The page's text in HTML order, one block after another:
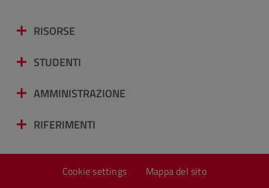
RISORSE
STUDENTI
AMMINISTRAZIONE
RIFERIMENTI
Cookie settings Mappa del sito